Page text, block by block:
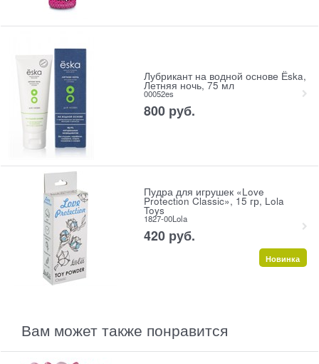
Лубрикант на водной основе Ёska,
Летняя ночь, 75 мл
00052es
800 руб.
Пудра для игрушек «Love
Protection Classic», 15 гр, Lola
Toys
1827-00Lola
420 руб.
Новинка
Вам может также понравится